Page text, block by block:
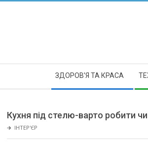
ЗДОРОВ’Я ТА КРАСА
Кухня під стелю-варто робити чи
🡲 ІНТЕР'ЄР